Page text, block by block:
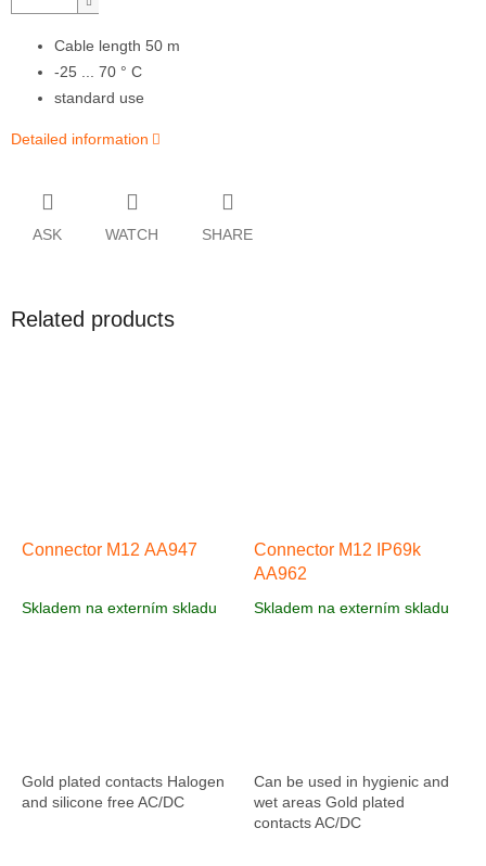
Cable length 50 m
-25 ... 70 ° C
standard use
Detailed information
ASK WATCH SHARE
Related products
Connector M12 AA947
Skladem na externím skladu
Gold plated contacts Halogen
and silicone free AC/DC
Connector M12 IP69k
AA962
Skladem na externím skladu
Can be used in hygienic and
wet areas Gold plated
contacts AC/DC